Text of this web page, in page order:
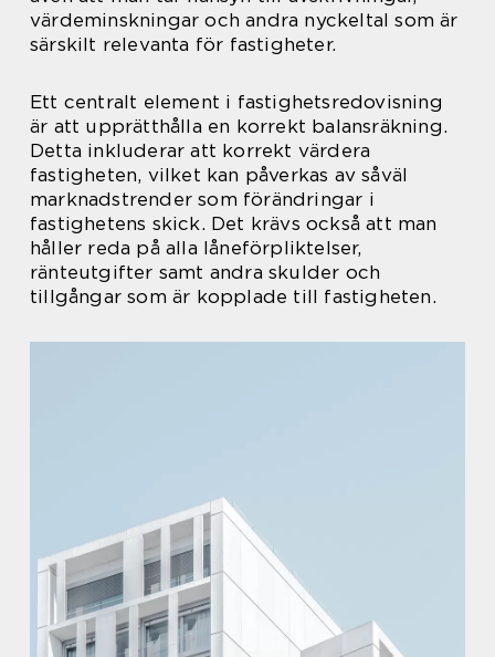
värdeminskningar och andra nyckeltal som är
särskilt relevanta för fastigheter.
Ett centralt element i fastighetsredovisning
är att upprätthålla en korrekt balansräkning.
Detta inkluderar att korrekt värdera
fastigheten, vilket kan påverkas av såväl
marknadstrender som förändringar i
fastighetens skick. Det krävs också att man
håller reda på alla låneförpliktelser,
ränteutgifter samt andra skulder och
tillgångar som är kopplade till fastigheten.